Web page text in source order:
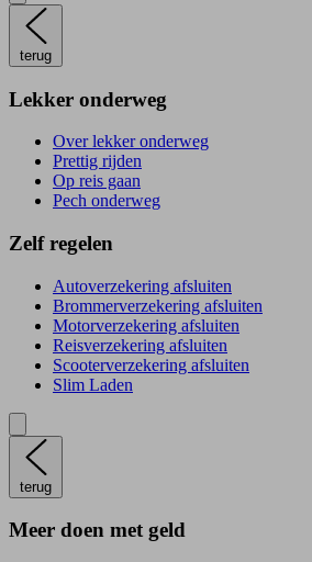
terug
Lekker onderweg
Over lekker onderweg
Prettig rijden
Op reis gaan
Pech onderweg
Zelf regelen
Autoverzekering afsluiten
Brommerverzekering afsluiten
Motorverzekering afsluiten
Reisverzekering afsluiten
Scooterverzekering afsluiten
Slim Laden
terug
Meer doen met geld